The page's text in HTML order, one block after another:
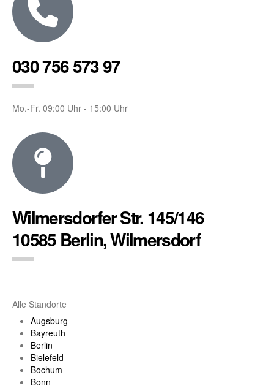
030 756 573 97
Mo.-Fr. 09:00 Uhr - 15:00 Uhr
Wilmersdorfer Str. 145/146
10585 Berlin, Wilmersdorf
Alle Standorte
Augsburg
Bayreuth
Berlin
Bielefeld
Bochum
Bonn